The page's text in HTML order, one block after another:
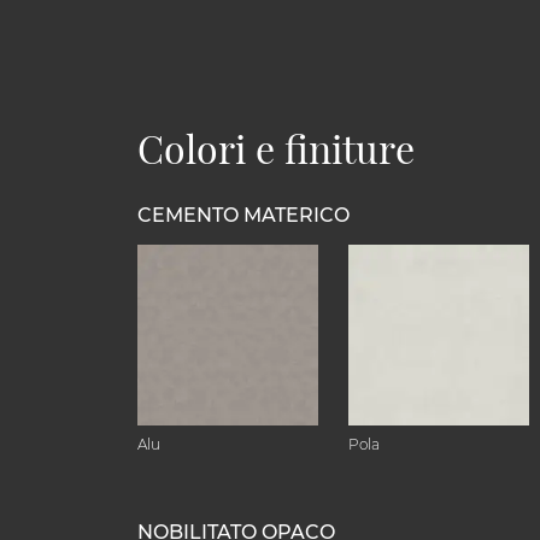
Colori e finiture
CEMENTO MATERICO
Alu Pola
NOBILITATO OPACO